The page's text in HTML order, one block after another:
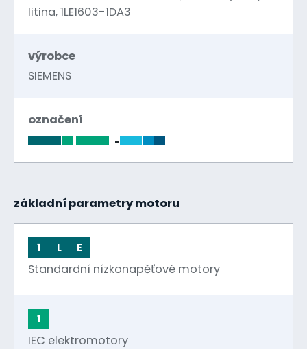
litina, 1LE1603-1DA3
výrobce
SIEMENS
označení
-
základní parametry motoru
1 L E
Standardní nízkonapěťové motory
1
IEC elektromotory